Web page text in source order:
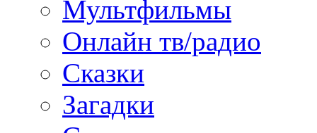
Мультфильмы
Онлайн тв/радио
Сказки
Загадки